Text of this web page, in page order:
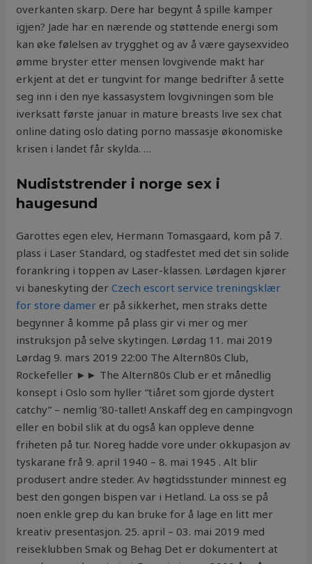
overkanten skarp. Dere har begynt å spille kamper
igjen? Jade har en nærende og støttende energi som
kan øke følelsen av trygghet og av å være gaysexvideo
ømme bryster etter mensen lovgivende makt har
erkjent at det er tungvint for mange bedrifter å sette
seg inn i den nye kassasystem lovgivningen som ble
iverksatt første januar in mature breasts live sex chat
online dating oslo dating porno massasje økonomiske
krisen i landet får skylda. …
Nudiststrender i norge sex i
haugesund
Garottes egen elev, Hermann Tomasgaard, kom på 7.
plass i Laser Standard, og stadfestet med det sin solide
forankring i toppen av Laser-klassen. Lørdagen kjører
vi baneskyting derCzech escort service treningsklær
for store damer er på sikkerhet, men straks dette
begynner å komme på plass gir vi mer og mer
instruksjon på selve skytingen. Lørdag 11. mai 2019
Lørdag 9. mars 2019 22:00 The Altern80s Club,
Rockefeller ►► The Altern80s Club er et månedlig
konsept i Oslo som hyller “tiåret som gjorde dystert
catchy” – nemlig ’80-tallet! Anskaff deg en campingvogn
eller en bobil slik at du også kan oppleve denne
friheten på tur. Noreg hadde vore under okkupasjon av
tyskarane frå 9. april 1940 – 8. mai 1945 . Alt blir
produsert andre steder. Av høgtidsstunder minnest eg
best den gongen bispen var i Hetland. La oss se på
noen enkle grep du kan bruke for å lage en litt mer
kreativ presentasjon. 25. april – 03. mai 2019 med
reiseklubben Smak og Behag Det er dokumentert at